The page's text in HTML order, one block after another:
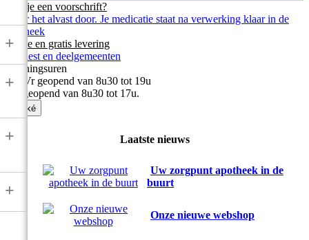
+
+
+
+
Heb je een voorschrift?
Stuur het alvast door. Je medicatie staat na verwerking klaar in de
apotheek
Snelle en gratis levering
In Diest en deelgemeenten
Openingsuren
Ma-Vr geopend van 8u30 tot 19u
Zat geopend van 8u30 tot 17u.
Oké
Laatste nieuws
Uw zorgpunt apotheek in de
buurt
Onze nieuwe webshop